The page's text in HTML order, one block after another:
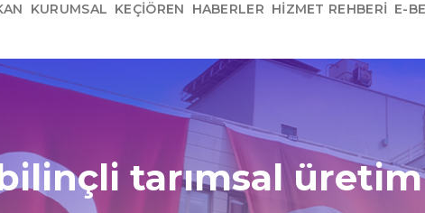
KURUMSAL KEÇIÖREN HABERLER HIZMET REHBERI E-
bilinçli tarımsal